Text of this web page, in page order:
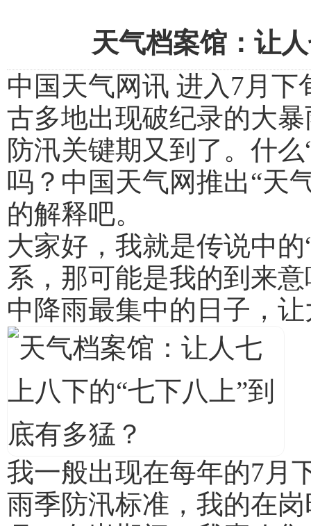
天气档案馆：让
中国天气网讯 进入7月
古多地出现破纪录的大
防汛关键期又到了。什
吗？中国天气网推出“天
的解释吧。
大家好，我就是传说中
系，那可能是我的到来
中降雨最集中的日子，
我一般出现在每年的7月
雨季防汛标准，我的在